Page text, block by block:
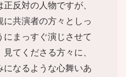
反対の人物ですが、
に共演者の方々としっ
にまっすぐ演じさせて
てくださる方々に、
になるような心舞いあ